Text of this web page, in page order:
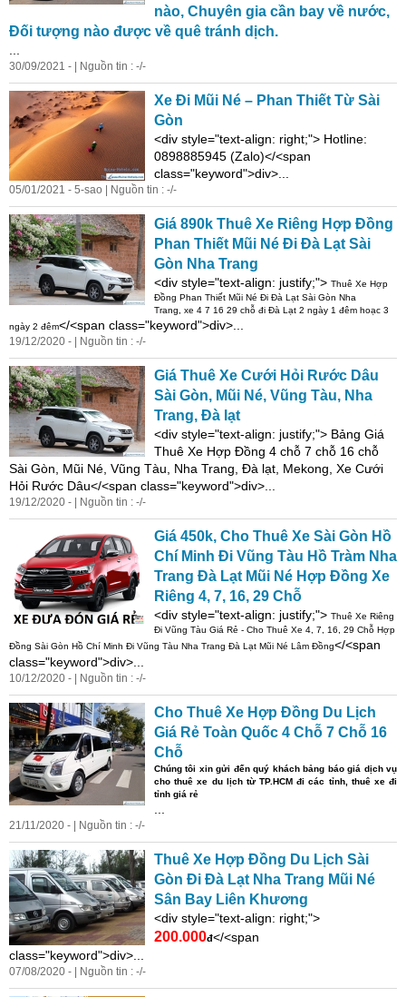
nào, Chuyên gia cần bay về nước,
Đối tượng nào được về quê tránh dịch.
30/09/2021 - | Nguồn tin : -/-
Xe Đi Mũi Né – Phan Thiết Từ Sài
Gòn
<div style="text-align: right;"> Hotline:
0898885945 (Zalo)</<span
class="keyword">div>...
05/01/2021 - 5-sao | Nguồn tin : -/-
Giá 890k Thuê Xe Riêng Hợp Đồng
Phan Thiết Mũi Né Đi Đà Lạt Sài
Gòn Nha Trang
<div style="text-align: justify;"> Thuê Xe Hợp
Đồng Phan Thiết Mũi Né Đi Đà Lạt Sài Gòn Nha
Trang, xe 4 7 16 29 chỗ đi Đà Lạt 2 ngày 1 đêm hoạc 3
ngày 2 đêm</<span class="keyword">div>...
19/12/2020 - | Nguồn tin : -/-
Giá Thuê Xe Cưới Hỏi Rước Dâu
Sài Gòn, Mũi Né, Vũng Tàu, Nha
Trang, Đà lạt
<div style="text-align: justify;"> Bảng Giá
Thuê Xe Hợp Đồng 4 chỗ 7 chỗ 16 chỗ
Sài Gòn, Mũi Né, Vũng Tàu, Nha Trang, Đà lạt, Mekong, Xe Cưới
Hỏi Rước Dâu</<span class="keyword">div>...
19/12/2020 - | Nguồn tin : -/-
Giá 450k, Cho Thuê Xe Sài Gòn Hồ
Chí Minh Đi Vũng Tàu Hồ Tràm Nha
Trang Đà Lạt Mũi Né Hợp Đồng Xe
Riêng 4, 7, 16, 29 Chỗ
<div style="text-align: justify;"> Thuê Xe Riêng
Đi Vũng Tàu Giá Rẻ - Cho Thuê Xe 4, 7, 16, 29 Chỗ Hợp
Đồng Sài Gòn Hồ Chí Minh Đi Vũng Tàu Nha Trang Đà Lạt Mũi Né Lâm Đồng</<span
class="keyword">div>...
10/12/2020 - | Nguồn tin : -/-
Cho Thuê Xe Hợp Đồng Du Lịch
Giá Rẻ Toàn Quốc 4 Chỗ 7 Chỗ 16
Chỗ
Chúng tôi xin gửi đến quý khách bảng báo giá dịch vụ
cho thuêxe du lịch từ TP.HCM đi các tỉnh, thuê xeđi
tỉnh giá rẻ
21/11/2020 - | Nguồn tin : -/-
Thuê Xe Hợp Đồng Du Lịch Sài
Gòn Đi Đà Lạt Nha Trang Mũi Né
Sân Bay Liên Khương
<div style="text-align: right;">
200.000đ</<span
class="keyword">div>...
07/08/2020 - | Nguồn tin : -/-